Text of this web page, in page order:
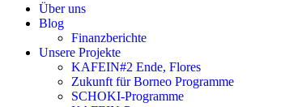
Über uns
Blog
Finanzberichte
Unsere Projekte
KAFEIN#2 Ende, Flores
Zukunft für Borneo Programme
SCHOKI-Programme